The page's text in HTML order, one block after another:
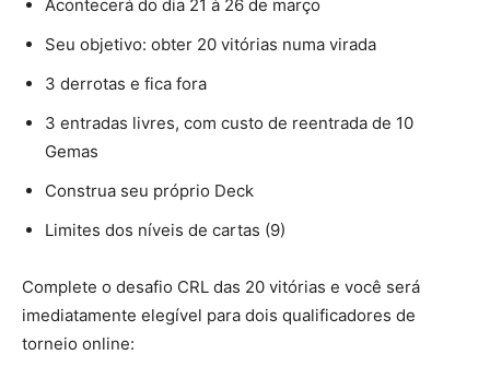
Acontecerá do dia 21 à 26 de março
Seu objetivo: obter 20 vitórias numa virada
3 derrotas e fica fora
3 entradas livres, com custo de reentrada de 10
Gemas
Construa seu próprio Deck
Limites dos níveis de cartas (9)
Complete o desafio CRL das 20 vitórias e você será
imediatamente elegível para dois qualificadores de
torneio online: